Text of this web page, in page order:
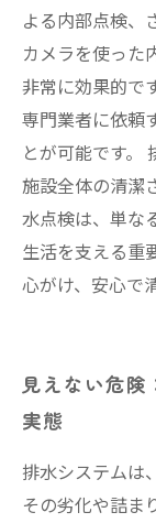
よる内部点検、
カメラを使った
非常に効果的で
専門業者に依頼
とが可能です。
施設全体の清潔
水点検は、単な
生活を支える重
心がけ、安心で
見えない危険
実態
排水システムは
その劣化や詰ま